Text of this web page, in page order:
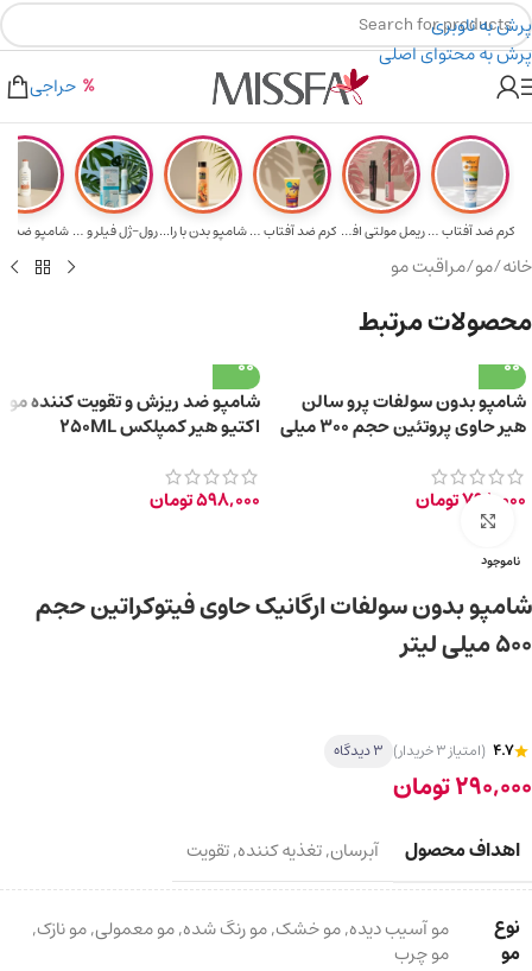
پرش به ناوبری
پرش به محتوای اصلی
۲٪ تخفیف روی سبد خرید برای روش کارت به کارت
هدیه برای خرید های بالای ۵ میلیون تومن
حراجی
کرم ضد آفتاب حا... ریمل مولتی افکت... کرم ضد آفتاب SP...شامپو بدن با را... رول-ژل فیلر و م...
خانه/مو/مراقبت مو
محصولات مرتبط
شامپو بدون سولفات پرو سالن
هیر حاوی پروتئین حجم 300 میلی
798,000تومان
شامپو ضد ریزش و تقویت کننده مو
اکتیو هیر کمپلکس 250ML
598,000تومان
ناموجود
برای بزرگ‌نمایی کلیک کنید
شامپو بدون سولفات ارگانیک حاوی فیتوکراتین حجم
۵۰۰ میلی لیتر
4.7 (امتیاز 3 خریدار) 3 دیدگاه
290,000تومان
اهداف محصول آبرسان,تغذیه کننده,تقویت
نوع
مو
مو آسیب دیده,مو خشک,مو رنگ شده,مو معمولی,مو نازک,
مو چرب